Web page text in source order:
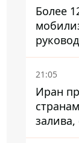
Более
Волыни
21:05
Иран
хотя